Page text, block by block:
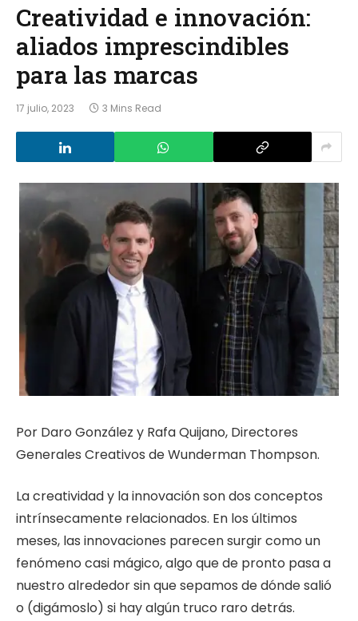
Creatividad e innovación:
aliados imprescindibles
para las marcas
17 julio, 2023 3 Mins Read
Por Daro González y Rafa Quijano, Directores
Generales Creativos de Wunderman Thompson.
La creatividad y la innovación son dos conceptos
intrínsecamente relacionados. En los últimos
meses, las innovaciones parecensurgir como un
fenómeno casi mágico, algo que de pronto pasa a
nuestro alrededor sin que sepamos de dónde salió
o (digámoslo) si hay algún truco raro detrás.